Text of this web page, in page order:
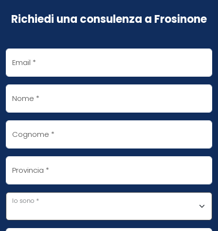
Richiedi una consulenza a Frosinone
Email *
Nome *
Cognome *
Provincia *
Io sono *